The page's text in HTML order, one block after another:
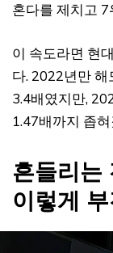
혼다를 제치고
이 속도라면 현
다. 2022년만
3.4배였지만,
1.47배까지 좁
흔들리는
이렇게